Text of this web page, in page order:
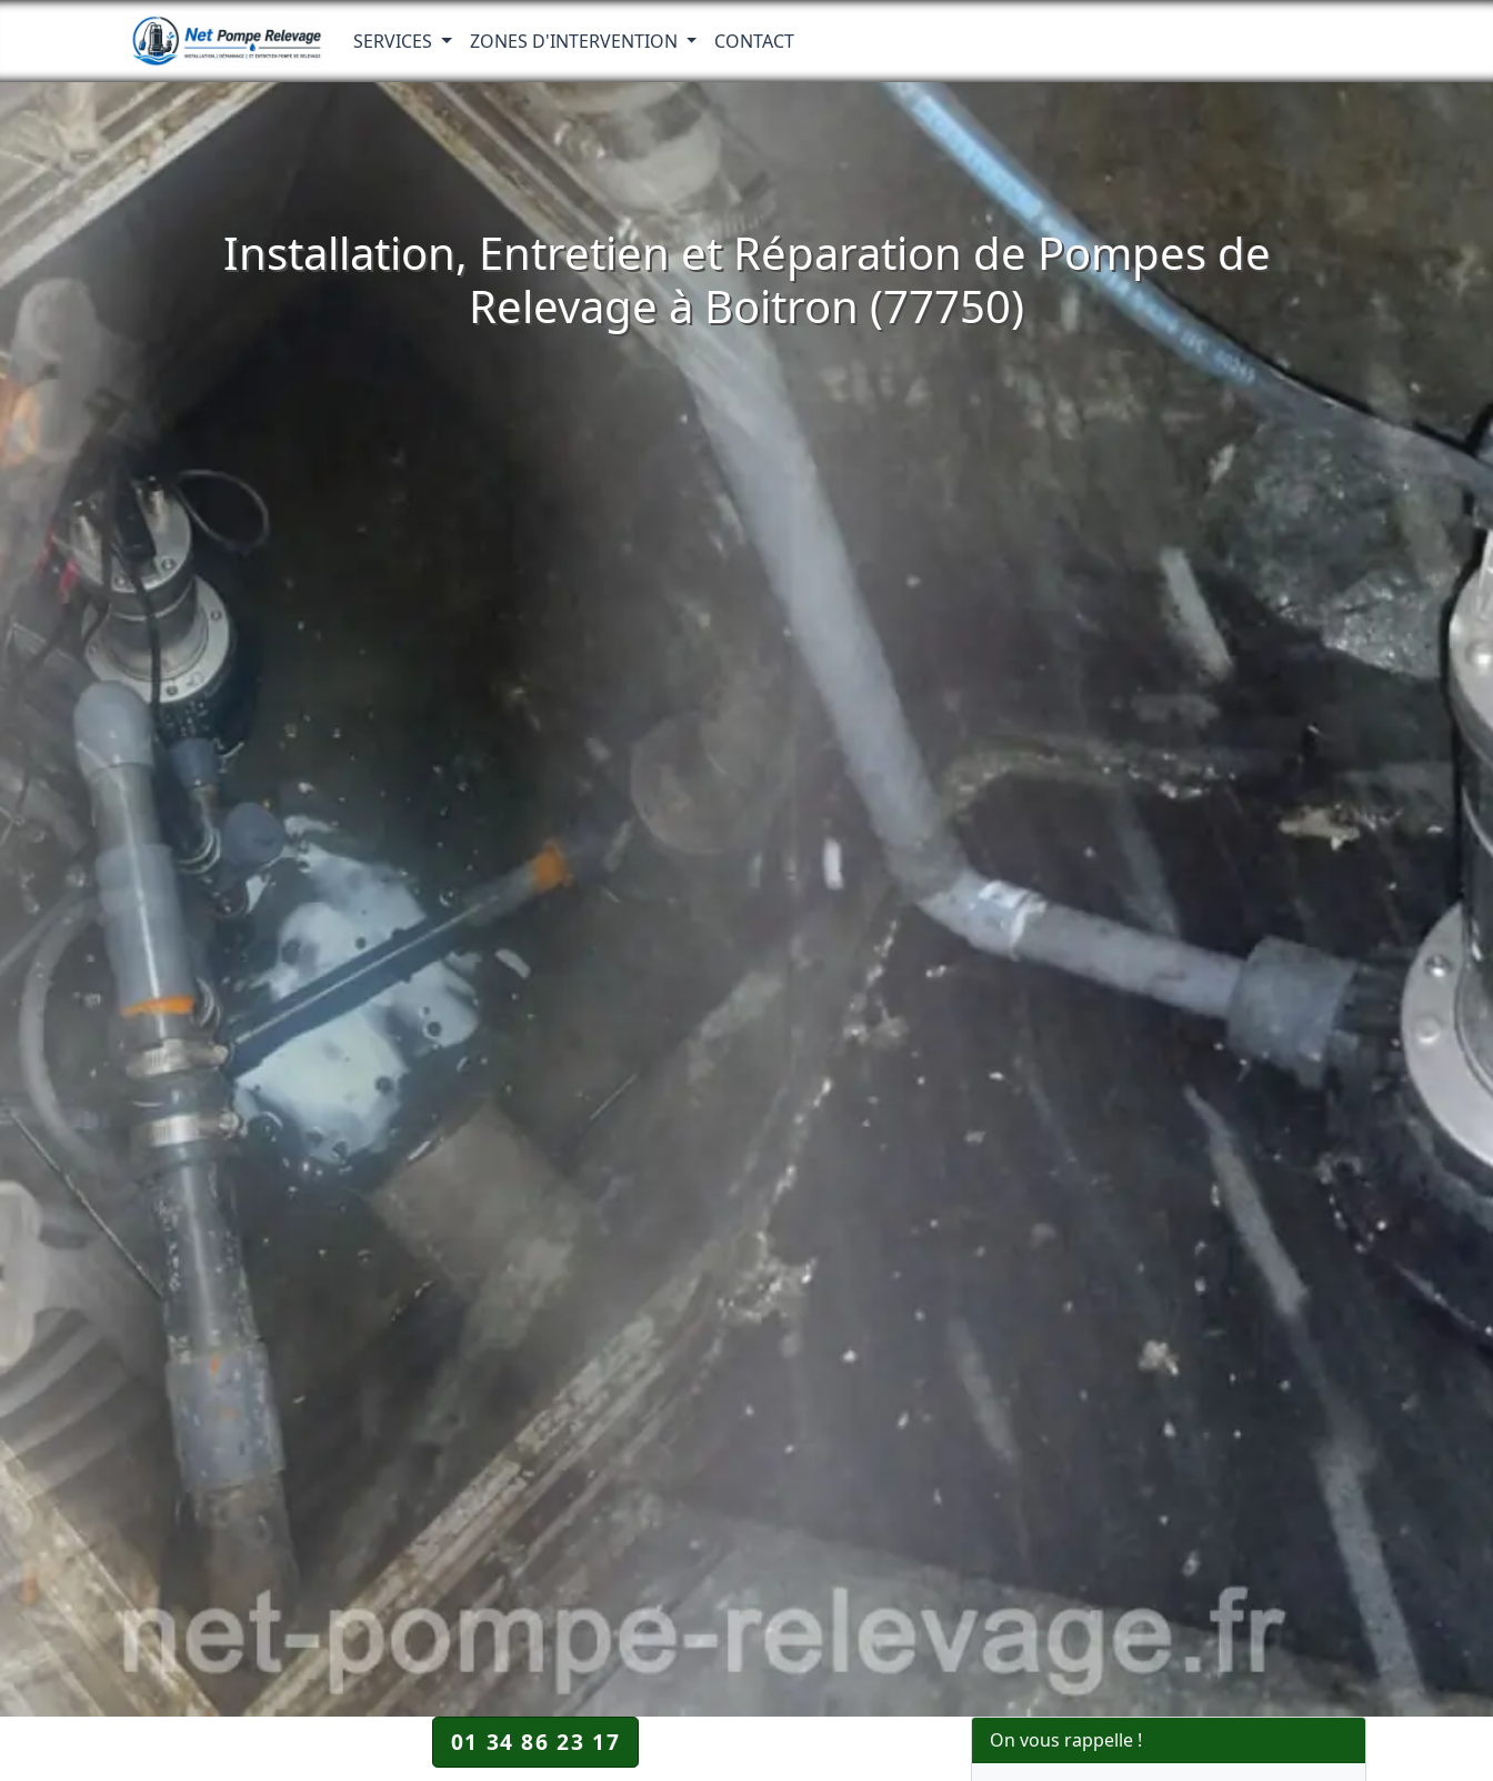
SERVICES ZONES D'INTERVENTION CONTACT
Installation, Entretien et Réparation de Pompes de
Relevage à Boitron (77750)
01 34 86 23 17 On vous rappelle !